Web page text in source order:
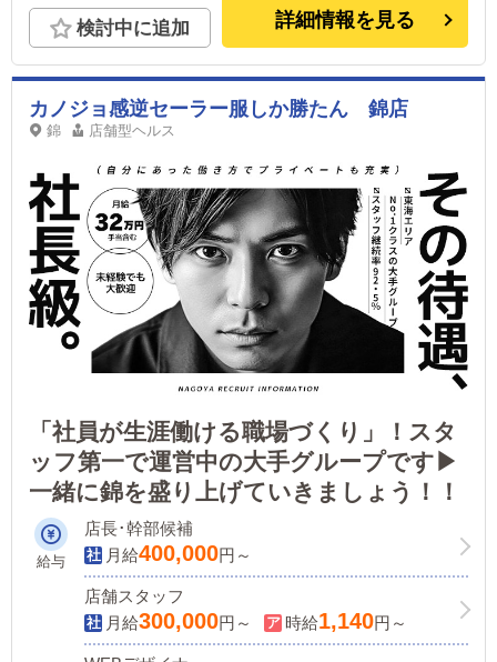
完備で車やバイク通勤OKです！ ※わからない場合
はご連絡ください。
検討中に追加 詳細情報を見る
カノジョ感逆セーラー服しか勝たん 錦店
錦 店舗型ヘルス
「社員が生涯働ける職場づくり」！スタ
ッフ第一で運営中の大手グループです▶
一緒に錦を盛り上げていきましょう！！
給与
店長･幹部候補
月給400,000円～
店舗スタッフ
月給300,000円～ 時給1,140円～